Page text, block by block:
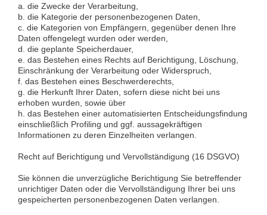
a. die Zwecke der Verarbeitung,
b. die Kategorie der personenbezogenen Daten,
c. die Kategorien von Empfängern, gegenüber denen Ihre
Daten offengelegt wurden oder werden,
d. die geplante Speicherdauer,
e. das Bestehen eines Rechts auf Berichtigung, Löschung,
Einschränkung der Verarbeitung oder Widerspruch,
f. das Bestehen eines Beschwerderechts,
g. die Herkunft Ihrer Daten, sofern diese nicht bei uns
erhoben wurden, sowie über
h. das Bestehen einer automatisierten Entscheidungsfindung
einschließlich Profiling und ggf. aussagekräftigen
Informationen zu deren Einzelheiten verlangen.
Recht auf Berichtigung und Vervollständigung (16 DSGVO)
Sie können die unverzügliche Berichtigung Sie betreffender
unrichtiger Daten oder die Vervollständigung Ihrer bei uns
gespeicherten personenbezogenen Daten verlangen.